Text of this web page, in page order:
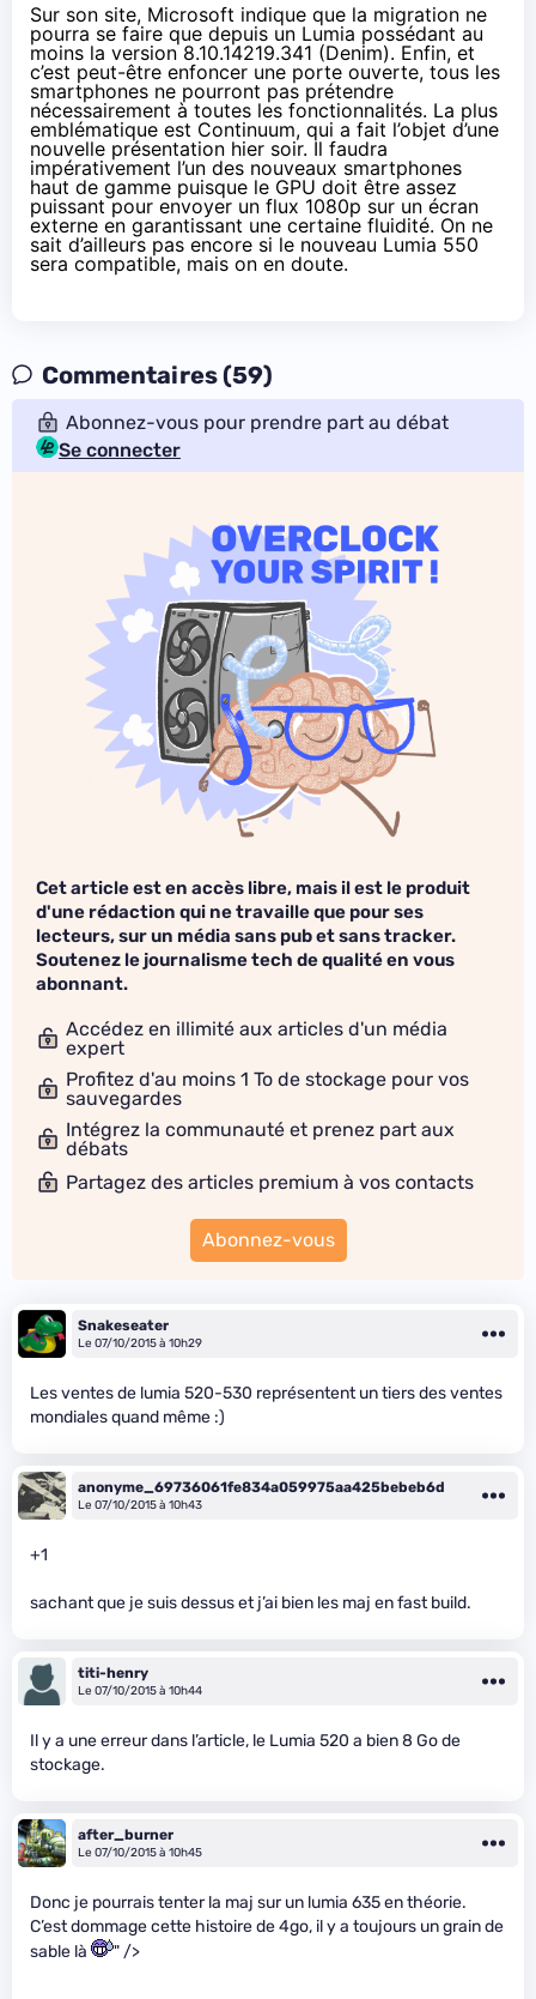
Sur son site, Microsoft indique que la migration ne
pourra se faire que depuis un Lumia possédant au
moins la version 8.10.14219.341 (Denim). Enfin, et
c’est peut-être enfoncer une porte ouverte, tous les
smartphones ne pourront pas prétendre
nécessairement à toutes les fonctionnalités. La plus
emblématique est Continuum, qui a fait l’objet d’une
nouvelle présentation hier soir. Il faudra
impérativement l’un des nouveaux smartphones
haut de gamme puisque le GPU doit être assez
puissant pour envoyer un flux 1080p sur un écran
externe en garantissant une certaine fluidité. On ne
sait d’ailleurs pas encore si le nouveau Lumia 550
sera compatible, mais on en doute.
Commentaires (59)
Abonnez-vous pour prendre part au débat
Se connecter
Cet article est en accès libre, mais il est le produit
d'une rédaction qui ne travaille que pour ses
lecteurs, sur un média sans pub et sans tracker.
Soutenez le journalisme tech de qualité en vous
abonnant.
Accédez en illimité aux articles d'un média
expert
Profitez d'au moins 1 To de stockage pour vos
sauvegardes
Intégrez la communauté et prenez part aux
débats
Partagez des articles premium à vos contacts
Abonnez-vous
Snakeseater
Le 07/10/2015 à 10h29
Les ventes de lumia 520-530 représentent un tiers des ventes
mondiales quand même :)
anonyme_69736061fe834a059975aa425bebeb6d
Le 07/10/2015 à 10h43
+1
sachant que je suis dessus et j’ai bien les maj en fast build.
titi-henry
Le 07/10/2015 à 10h44
Il y a une erreur dans l’article, le Lumia 520 a bien 8 Go de
stockage.
after_burner
Le 07/10/2015 à 10h45
Donc je pourrais tenter la maj sur un lumia 635 en théorie.
C’est dommage cette histoire de 4go, il y a toujours un grain de
sable là
" />